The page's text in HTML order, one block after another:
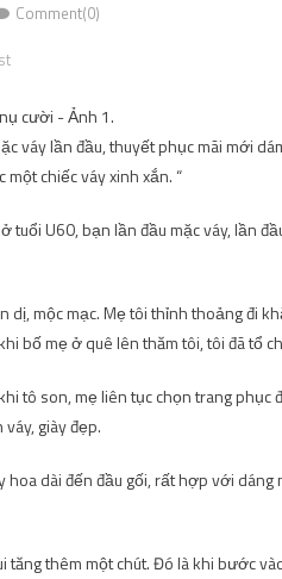
Comment(0)
váy lần đầu, thuyết phục mãi mới
một chiếc váy xinh xắn. “
tuổi U60, bạn lần đầu mặc váy, lần
dị, mộc mạc. Mẹ tôi thỉnh thoảng đi
bố mẹ ở quê lên thăm tôi, tôi đã tổ
tô son, mẹ liên tục chọn trang phục
giày đẹp.
hoa dài đến đầu gối, rất hợp với
tăng thêm một chút. Đó là khi bước